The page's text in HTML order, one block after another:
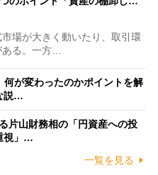
場が大きく動いたり、取引環
る。一方…
が変わったのかポイントを解
説…
片山財務相の「円資産への投
視」…
一覧を見る